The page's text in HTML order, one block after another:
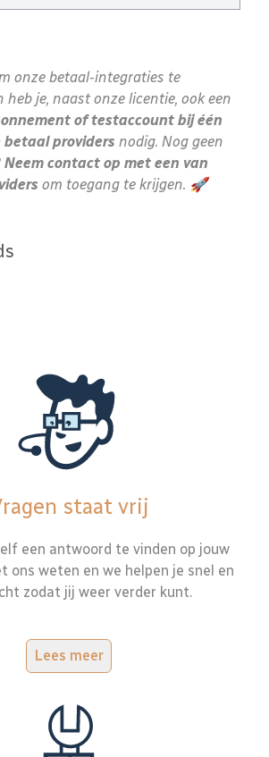
onze betaal-integraties te
heb je, naast onze licentie, ook een
of testaccount bij één
betaal providers nodig. Nog geen
Neem contact op met een van
om toegang te krijgen. 🚀
staat vrij
een antwoord te vinden op jouw
ons weten en we helpen je snel en
zodat jij weer verder kunt.
Lees meer